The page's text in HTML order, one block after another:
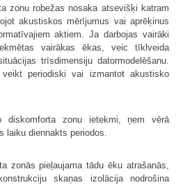
zonu robežas nosaka atsevišķi katram
akustiskos mērījumus vai aprēķinus
aktiem. Ja darbojas vairāki
vairākas ēkas, veic tīklveida
trīsdimensiju datormodelēšanu.
periodiski vai izmantot akustisko
diskomforta zonu ietekmi, ņem vērā
laiku diennakts periodos.
zonās pieļaujama tādu ēku atrašanās,
skaņas izolācija nodrošina